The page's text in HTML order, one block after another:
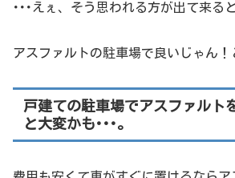
･･･えぇ、そう思われる方が出て来る
アスファルトの駐車場で良いじゃん！
戸建ての駐車場でアスファルト
と大変かも･･･。